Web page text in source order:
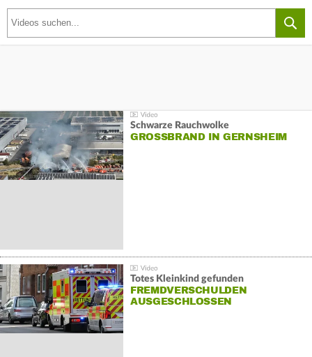
Schwarze Rauchwolke
GROSSBRAND IN GERNSHEIM
Totes Kleinkind gefunden
FREMDVERSCHULDEN
AUSGESCHLOSSEN